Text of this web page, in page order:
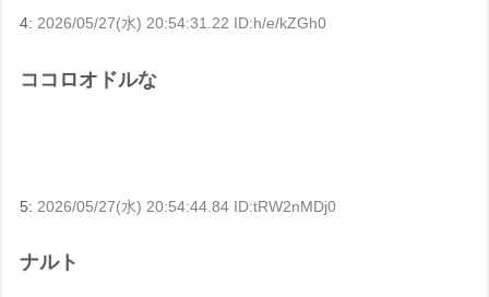
4:2026/05/27(水) 20:54:31.22 ID:h/e/kZGh0
ココロオドルな
5: 2026/05/27(水) 20:54:44.84 ID:tRW2nMDj0
ナルト